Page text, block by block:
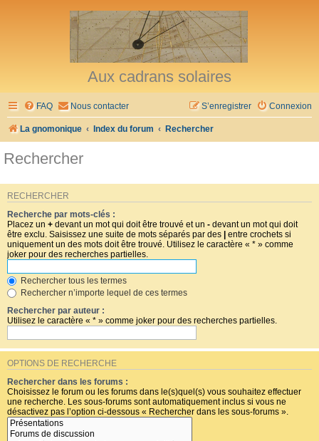
Aux cadrans solaires
FAQ Nous contacter Connexion
S’enregistrer
La gnomonique Index du forum Rechercher
Rechercher
RECHERCHER
Recherche par mots-clés :
Placez un + devant un mot qui doit être trouvé et un - devant un mot qui doit
être exclu. Saisissez une suite de mots séparés par des | entre crochets si
uniquement un des mots doit être trouvé. Utilisez le caractère « * » comme
joker pour des recherches partielles.
Rechercher tous les termes
Rechercher n’importe lequel de ces termes
Rechercher par auteur :
Utilisez le caractère « * » comme joker pour des recherches partielles.
OPTIONS DE RECHERCHE
Rechercher dans les forums :
Choisissez le forum ou les forums dans le(s)quel(s) vous souhaitez effectuer
une recherche. Les sous-forums sont automatiquement inclus si vous ne
désactivez pas l’option ci-dessous « Rechercher dans les sous-forums ».